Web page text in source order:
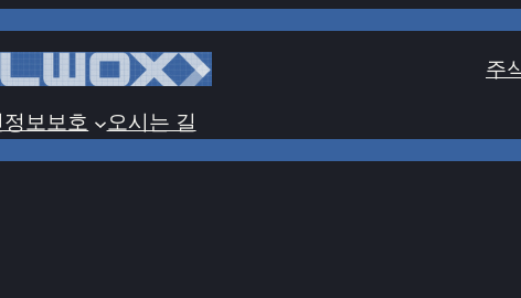
주
보보호 오시는 길